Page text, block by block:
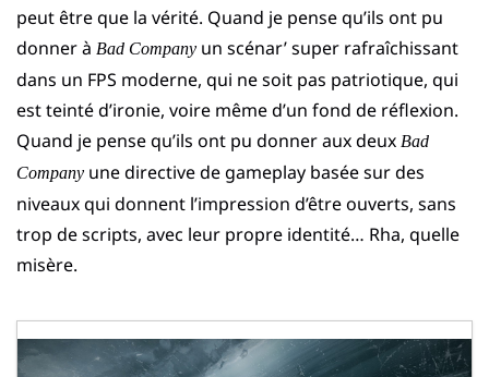
peut être que la vérité. Quand je pense qu’ils ont pu
donner à Bad Company un scénar’ super rafraîchissant
dans un FPS moderne, qui ne soit pas patriotique, qui
est teinté d’ironie, voire même d’un fond de réflexion.
Quand je pense qu’ils ont pu donner aux deux Bad
Company une directive de gameplay basée sur des
niveaux qui donnent l’impression d’être ouverts, sans
trop de scripts, avec leur propre identité… Rha, quelle
misère.